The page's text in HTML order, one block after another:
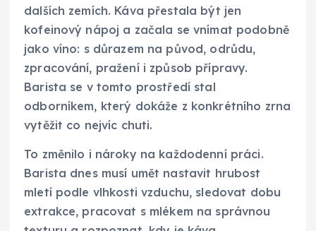
dalších zemích. Káva přestala být jen
kofeinový nápoj a začala se vnímat podobně
jako víno: s důrazem na původ, odrůdu,
zpracování, pražení i způsob přípravy.
Barista se v tomto prostředí stal
odborníkem, který dokáže z konkrétního zrna
vytěžit co nejvíc chuti.
To změnilo i nároky na každodenní práci.
Barista dnes musí umět nastavit hrubost
mletí podle vlhkosti vzduchu, sledovat dobu
extrakce, pracovat s mlékem na správnou